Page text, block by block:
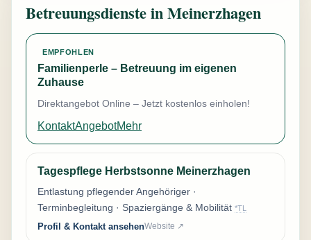
Betreuungsdienste in Meinerzhagen
EMPFOHLEN
Familienperle – Betreuung im eigenen
Zuhause
Direktangebot Online – Jetzt kostenlos einholen!
KontaktAngebotMehr
Tagespflege Herbstsonne Meinerzhagen
Entlastung pflegender Angehöriger ·
Terminbegleitung · Spaziergänge & Mobilität *TL
Profil & Kontakt ansehenWebsite ↗